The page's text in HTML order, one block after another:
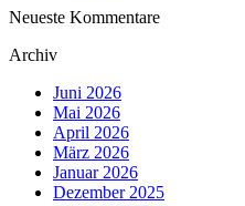
Neueste Kommentare
Archiv
Juni 2026
Mai 2026
April 2026
März 2026
Januar 2026
Dezember 2025